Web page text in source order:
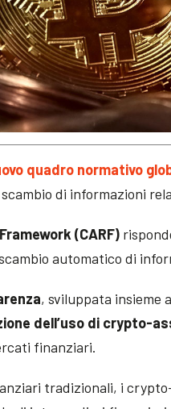
quadro normativo
di informazioni
(CARF)
automatico di
, sviluppata insieme
dell’uso di crypto-
finanziari.
tradizionali, i